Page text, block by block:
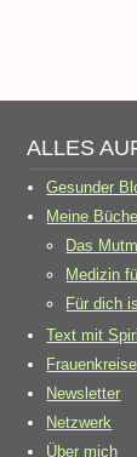
ALLES
Gesunder
Meine
Das
Medizin
Für dich
Text mit
Frauenkreise
Newsletter
Netzwerk
Über mich